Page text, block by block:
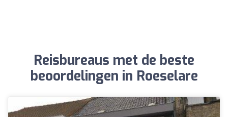
Reisbureaus met de beste
beoordelingen in Roeselare